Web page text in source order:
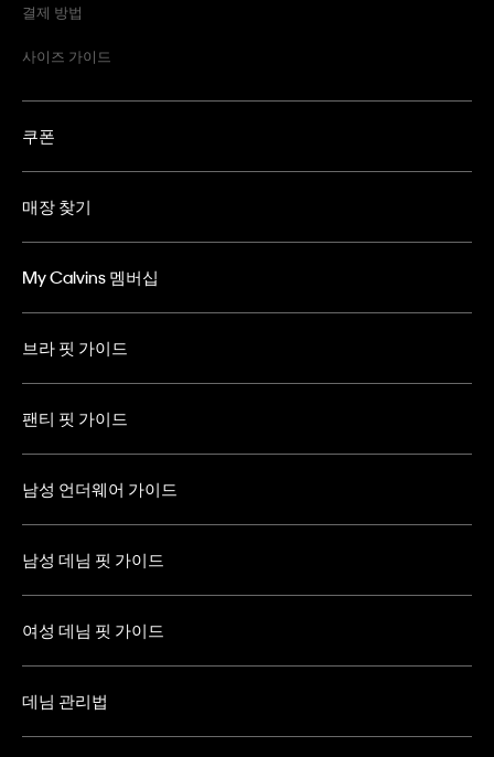
결제 방법
사이즈 가이드
쿠폰
매장 찾기
My Calvins 멤버십
브라 핏 가이드
팬티 핏 가이드
남성 언더웨어 가이드
남성 데님 핏 가이드
여성 데님 핏 가이드
데님 관리법